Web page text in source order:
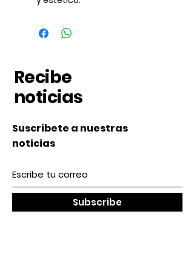
Recibe
noticias
Suscribete a nuestras
noticias
Subscribe